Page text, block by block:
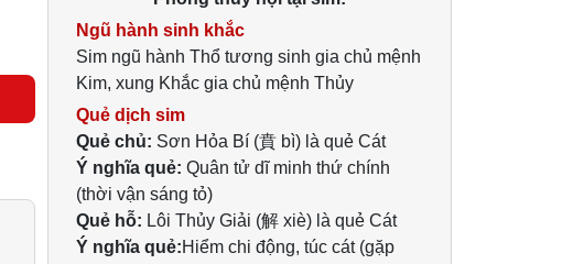
Ngũ hành sinh khắc
Sim ngũ hành Thổ tương sinh gia chủ mệnh
Kim, xung Khắc gia chủ mệnh Thủy
Quẻ dịch sim
Quẻ chủ: Sơn Hỏa Bí (賁 bì) là quẻ Cát
Ý nghĩa quẻ: Quân tử dĩ minh thứ chính
(thời vận sáng tỏ)
Quẻ hỗ: Lôi Thủy Giải (解 xiè) là quẻ Cát
Ý nghĩa quẻ:Hiểm chi động, túc cát (gặp